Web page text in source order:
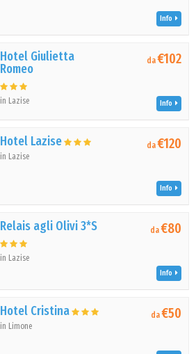
Info
Hotel Giulietta
Romeo
in Lazise
da€102
Info
Hotel Lazise
in Lazise
da€120
Info
Relais agli Olivi 3*S
in Lazise
da€80
Info
Hotel Cristina
in Limone
da€50